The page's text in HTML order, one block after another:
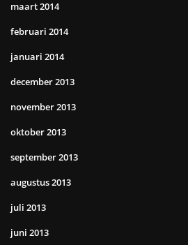
maart 2014
februari 2014
januari 2014
december 2013
november 2013
oktober 2013
september 2013
augustus 2013
juli 2013
juni 2013